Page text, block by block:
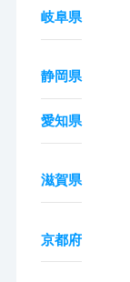
岐阜県
静岡県
愛知県
滋賀県
京都府